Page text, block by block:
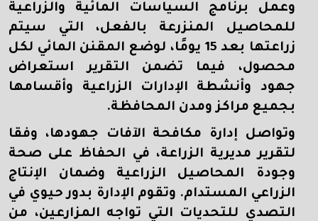
وعمل برنامج السياسات المائية والزراعية
للمحاصيل المنزرعة بالفعل، التي سيتم
زراعتها بعد 15 يومًا، لوضع المقنن المائي لكل
محصول، فيما تضمن التقرير استعراض
جهود وأنشطة الإدارات الزراعية وأقسامها
بجميع مراكز ومدن المحافظة.
وتواصل إدارة مكافحة الآفات جهودها، وفقا
لتقرير مديرية الزراعة، في الحفاظ على صحة
وجودة المحاصيل الزراعية وضمان الإنتاج
الزراعي المستدام. وتقوم الإدارة بدور حيوي في
التصدي للتحديات التي تواجه المزارعين، من